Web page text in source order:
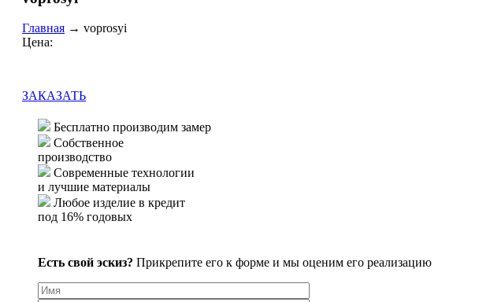
Главная → voprosyi
Цена:
ЗАКАЗАТЬ
Бесплатно производим замер
Собственное
производство
Современные технологии
и лучшие материалы
Любое изделие в кредит
под 16% годовых
Есть свой эскиз? Прикрепите его к форме и мы оценим его реализацию